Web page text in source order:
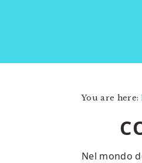
You are here:
Nel mondo